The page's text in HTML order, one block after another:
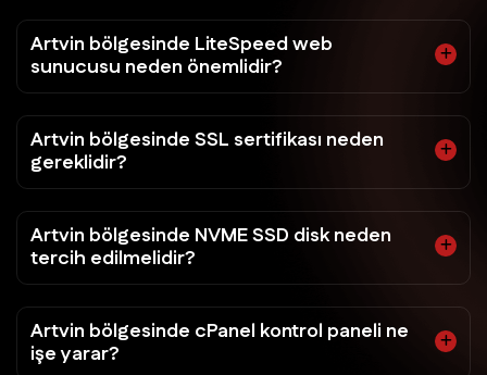
Artvin bölgesinde LiteSpeed web
sunucusu neden önemlidir?
Artvin bölgesinde SSL sertifikası neden
gereklidir?
Artvin bölgesinde NVME SSD disk neden
tercih edilmelidir?
Artvin bölgesinde cPanel kontrol paneli ne
işe yarar?